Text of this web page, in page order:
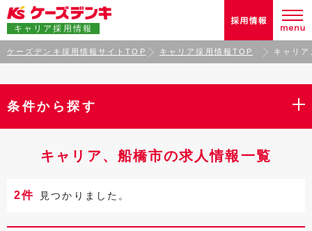
キャリア採用情報
ケーズデンキ採用情報サイトTOP キャリア採用情報TOP キャリ
条件から探す
キャリア、船橋市の求人情報一覧
2件 見つかりました。